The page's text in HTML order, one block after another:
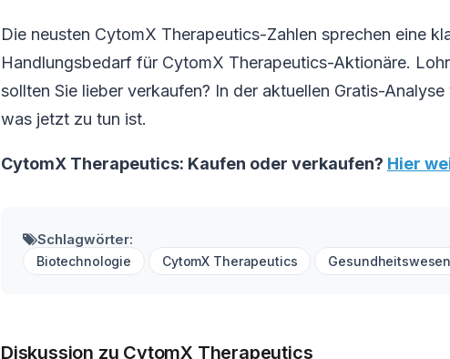
Die neusten CytomX Therapeutics-Zahlen sprechen eine
Handlungsbedarf für CytomX Therapeutics-Aktionäre.
sollten Sie lieber verkaufen? In der aktuellen Gratis-
was jetzt zu tun ist.
CytomX Therapeutics: Kaufen oder verkaufen? Hier
Schlagwörter:
Biotechnologie CytomX Therapeutics Gesundheitswesen
Diskussion zu CytomX Therapeutics